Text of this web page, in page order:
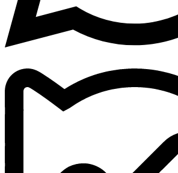
– پردازنده اینتل نسل 12
– بهترین کامپیوتر All In One
– نمایشگر فوق عریض
– مصرف برق پایین
– کاهش پرتوی مضر با نور آبی